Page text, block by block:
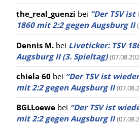
the_real_guenzi bei “Der TSV
1860 mit 2:2 gegen Augsburg II
Dennis M. bei Liveticker: TSV
Augsburg II (3. Spieltag)
chiela 60 bei “Der TSV ist
mit 2:2 gegen Augsburg II
BGLLoewe bei “Der TSV ist
mit 2:2 gegen Augsburg II